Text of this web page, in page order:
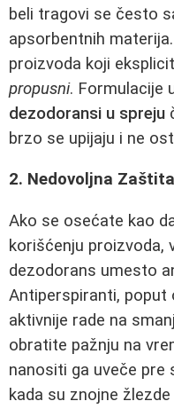
beli tragovi se često
apsorbentnih
proizvoda koji
propusni. Formulacije
dezodoransi u spreju
brzo se upijaju i ne
2. Nedovoljna
Ako se osećate kao
korišćenju proizvoda,
dezodorans umesto
Antiperspiranti, poput
aktivnije rade na
obratite pažnju na
nanositi ga uveče pre
kada su znojne